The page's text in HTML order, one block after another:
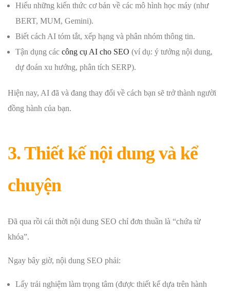
Hiểu những kiến ​​thức cơ bản về các mô hình học máy (như
BERT, MUM, Gemini).
Biết cách AI tóm tắt, xếp hạng và phân nhóm thông tin.
Tận dụng các công cụ AI cho SEO (ví dụ: ý tưởng nội dung,
dự đoán xu hướng, phân tích SERP).
Hiện nay, AI đã và đang thay đổi về cách bạn sẽ trở thành người
đồng hành của bạn.
3. Thiết kế nội dung và kể
chuyện
Đã qua rồi cái thời nội dung SEO chỉ đơn thuần là “chứa từ
khóa”.
Ngay bây giờ, nội dung SEO phải:
Lấy trải nghiệm làm trọng tâm (được thiết kế dựa trên hành